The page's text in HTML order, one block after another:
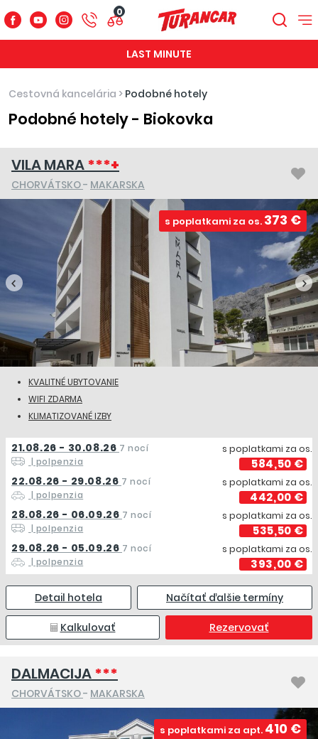
0
LAST MINUTE
Cestovná kancelária > Podobné hotely
Podobné hotely - Biokovka
VILA MARA***+
CHORVÁTSKO- MAKARSKA
s poplatkami za os. 373 €
KVALITNÉ UBYTOVANIE
WIFI ZDARMA
KLIMATIZOVANÉ IZBY
21.08.26 - 30.08.26 7 nocí
| polpenzia
s poplatkami za os.
584,50 €
22.08.26 - 29.08.26 7 nocí
| polpenzia
s poplatkami za os.
442,00 €
28.08.26 - 06.09.26 7 nocí
| polpenzia
s poplatkami za os.
535,50 €
29.08.26 - 05.09.26 7 nocí
| polpenzia
s poplatkami za os.
393,00 €
Detail hotela Načítať ďalšie termíny
Kalkulovať Rezervovať
DALMACIJA***
CHORVÁTSKO- MAKARSKA
s poplatkami za apt. 410 €